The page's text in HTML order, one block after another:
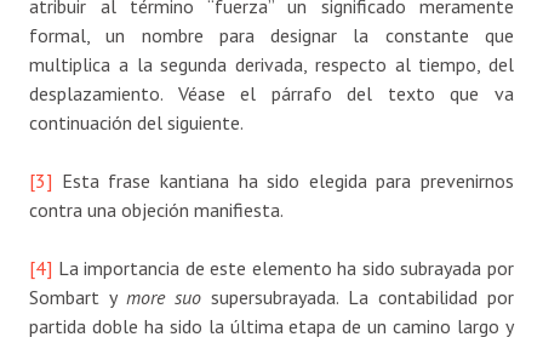
atribuir al término “fuerza” un significado meramente
formal, un nombre para designar la constante que
multiplica a la segunda derivada, respecto al tiempo, del
desplazamiento. Véase el párrafo del texto que va
continuación del siguiente.
[3] Esta frase kantiana ha sido elegida para prevenirnos
contra una objeción manifiesta.
[4] La importancia de este elemento ha sido subrayada por
Sombart y more suo supersubrayada. La contabilidad por
partida doble ha sido la última etapa de un camino largo y